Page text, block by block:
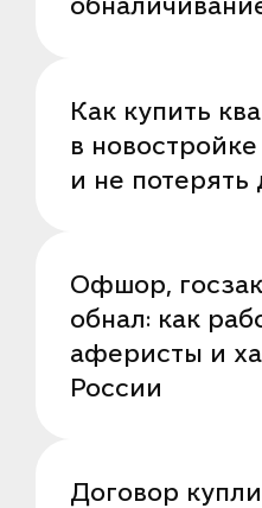
Как купить
в новостройке
и не потерять
Офшор,
обнал: как
аферисты и
России
Договор